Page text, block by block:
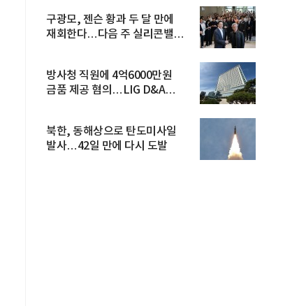
구광모, 젠슨 황과 두 달 만에
재회한다…다음 주 실리콘밸리
방사청 직원에 4억6000만원
금품 제공 혐의…LIG D&A
북한, 동해상으로 탄도미사일
발사…42일 만에 다시 도발